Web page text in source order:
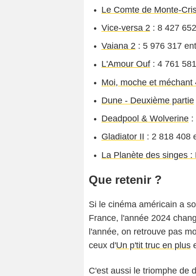
Le Comte de Monte-
Vice-versa 2 : 8 427
Vaiana 2 : 5 976 317
L'Amour Ouf : 4 761
Moi, moche et méchant
Dune - Deuxième partie
Deadpool & Wolverine :
Gladiator II : 2 818 408
La Planète des singes
Que retenir ?
Si le cinéma américain a
France, l'année 2024
l'année, on retrouve pas
ceux d'Un p'tit truc en plus
C'est aussi le triomphe de